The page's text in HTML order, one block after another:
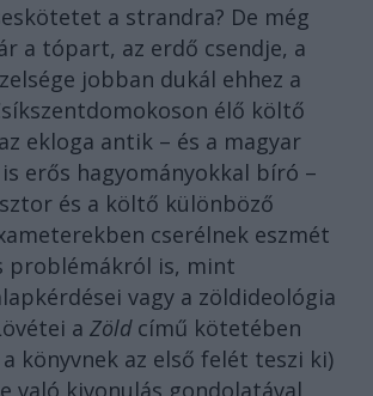
a strandra? De még
a tópart, az erdő csendje, a
jobban dukál ehhez a
élő költő
ekloga antik – és a magyar
erős hagyományokkal bíró –
és a költő különböző
cserélnek eszmét
problémákról is, mint
vagy a zöldideológia
a Zöldcímű kötetében
könyvnek az első felét teszi ki)
való kivonulás gondolatával